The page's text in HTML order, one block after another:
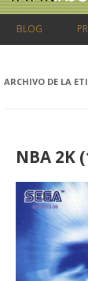
BLOG
ARCHIVO DE LA
NBA 2K